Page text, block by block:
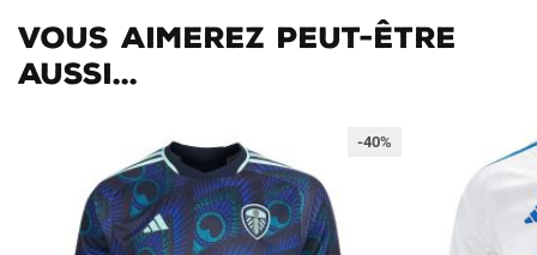
Vous aimerez peut-être
aussi...
-40%